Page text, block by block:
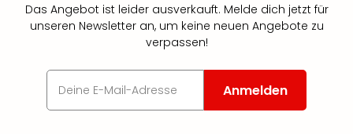
Das Angebot ist leider ausverkauft. Melde dich jetzt für
unseren Newsletter an, um keine neuen Angebote zu
verpassen!
Anmelden